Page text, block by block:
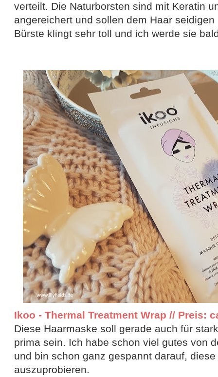
verteilt. Die Naturborsten sind mit Keratin
angereichert und sollen dem Haar
Bürste klingt sehr toll und ich werde sie
Ikoo - Thermal Treatment Wrap // Preis:
Diese Haarmaske soll gerade auch für
prima sein. Ich habe schon viel gutes von
und bin schon ganz gespannt darauf,
auszuprobieren.